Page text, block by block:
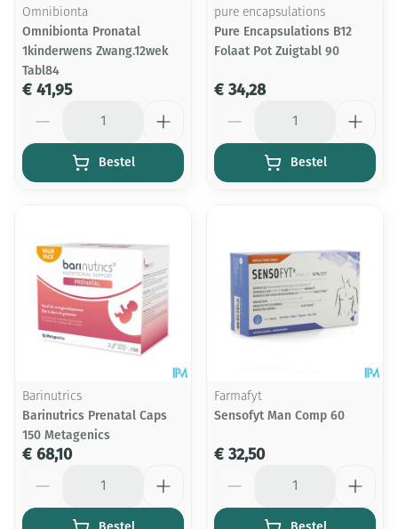
Omnibionta
Omnibionta Pronatal
1kinderwens Zwang.12wek
Tabl84
€ 41,95
Bestel
pure encapsulations
Pure Encapsulations B12
Folaat Pot Zuigtabl 90
€ 34,28
Bestel
Barinutrics
Barinutrics Prenatal Caps
150 Metagenics
€ 68,10
Farmafyt
Sensofyt Man Comp 60
€ 32,50